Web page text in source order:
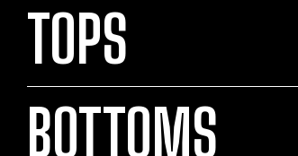
TOPS
BOTTOMS